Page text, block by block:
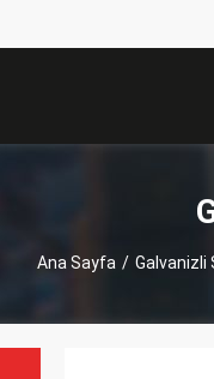
Ana Sayfa / Galvanizli